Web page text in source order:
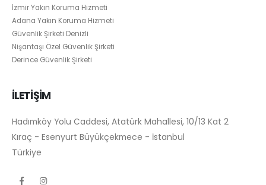
İzmir Yakın Koruma Hizmeti
Adana Yakın Koruma Hizmeti
Güvenlik Şirketi Denizli
Nişantaşı Özel Güvenlik Şirketi
Derince Güvenlik Şirketi
İLETİŞİM
Hadımköy Yolu Caddesi, Atatürk Mahallesi, 10/13 Kat 2
Kıraç - Esenyurt Büyükçekmece - İstanbul
Türkiye